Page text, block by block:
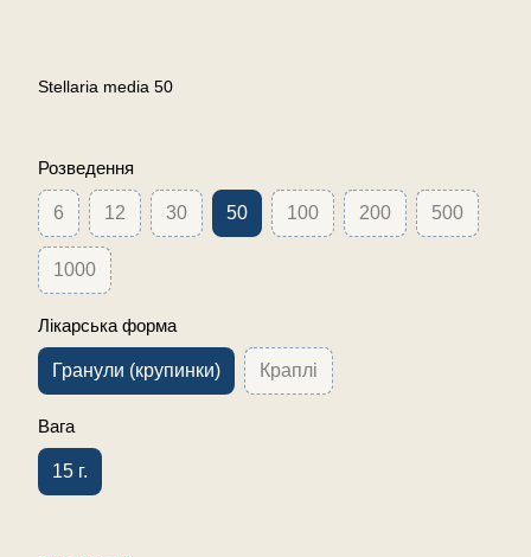
Stellaria media 50
Розведення
6 12 30 50 100 200 500
1000
Лікарська форма
Гранули (крупинки) Краплі
Вага
15 г.